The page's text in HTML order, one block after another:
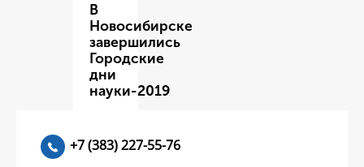
В
Новосибирске
завершились
Городские
дни
науки-2019
+7 (383) 227-55-76